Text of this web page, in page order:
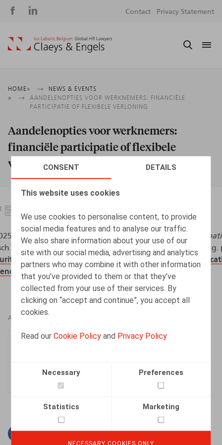
CONSENT DETAILS
This website uses cookies
We use cookies to personalise content, to provide
social media features and to analyse our traffic.
We also share information about your use of our
site with our social media, advertising and analytics
partners who may combine it with other information
that you’ve provided to them or that they’ve
collected from your use of their services. By
clicking on “accept and continue”, you accept all
cookies.
Read ourCookie Policy and Privacy Policy
Necessary Preferences
Statistics Marketing
NECESSARY COOKIES ONLY
Social
Contact Privacy Statement
Breadcrumb
HOME
NEWS & EVENTS
AANDELENOPTIES VOOR WERKNEMERS: FINANCIËLE
PARTICIPATIE OF FLEXIBELE VERLONING
Aandelenopties voor werknemers:
financiële participatie of flexibele
verloning
Aandelenopties voor werknemers: financiële
Tijdschrift voor Sociale Zekerheid - Editie 1/66e jaargang.
sites/default/files/content/docs/nl/
voor-werknemers.pdf
AUTHORS
Thomas Horemans
Facebook
TwitterLinkedin
Mail